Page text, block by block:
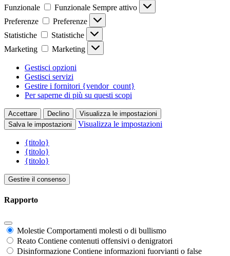
Funzionale
Funzionale Sempre attivo
Preferenze
Preferenze
Statistiche
Statistiche
Marketing
Marketing
Gestisci opzioni
Gestisci servizi
Gestire i fornitori {vendor_count}
Per saperne di più su questi scopi
Accettare Declino
Visualizza le impostazioni
Salva le impostazioni
Visualizza le impostazioni
{titolo}
{titolo}
{titolo}
Gestire il consenso
Rapporto
Molestie Comportamenti molesti o di bullismo
Reato Contiene contenuti offensivi o denigratori
Disinformazione Contiene informazioni fuorvianti o false